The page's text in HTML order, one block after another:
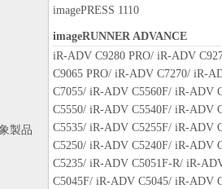
．U.S. GOVERNMENT RESTRICTED
Software is a "commercial item," as that
consisting of "commercial computer
documentation," as such terms are
with 48 C.F.R. 12.212 and 48 C.F.R.
all U.S. Government End Users shall
forth herein. Manufacturer is Canon Inc./30-
146-8501, Japan.
条項中で使用される"the Software"とは、
ア」を意味し、指し示すものとします。
製品
imagePRESS 1110
imageRUNNER ADVANCE
iR-ADV C9280 PRO/ iR-ADV
C9065 PRO/ iR-ADV C7270/ iR-
C7055/ iR-ADV C5560F/ iR-ADV
C5550/ iR-ADV C5540F/ iR-ADV
C5535/ iR-ADV C5255F/ iR-ADV
C5250/ iR-ADV C5240F/ iR-ADV
C5235/ iR-ADV C5051F-R/ iR-
C5045F/ iR-ADV C5045/ iR-ADV